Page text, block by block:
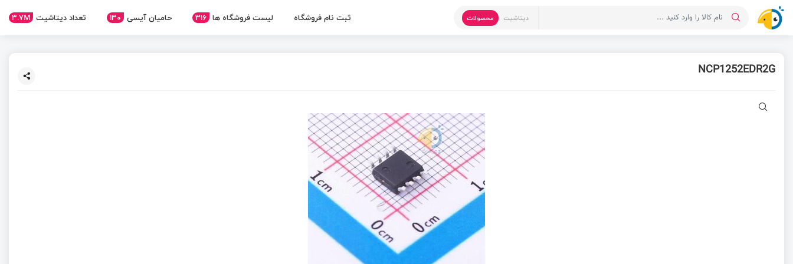
دیتاشیت محصولات ثبت نام فروشگاه لیست فروشگاه ها 316 حامیان آیسی 130 تعداد دیتاشیت 3.7M
NCP1252EDR2G